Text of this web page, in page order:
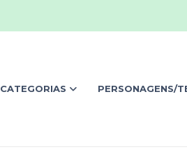
CATEGORIAS PERSONAGENS/